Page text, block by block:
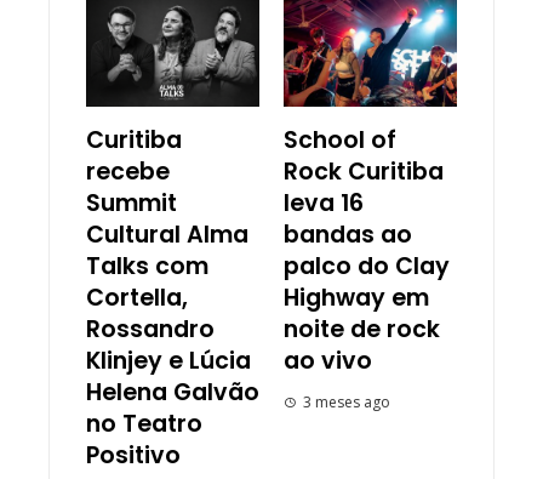
Curitiba
recebe
Summit
Cultural Alma
Talks com
Cortella,
Rossandro
Klinjey e Lúcia
Helena Galvão
no Teatro
Positivo
School of
Rock Curitiba
leva 16
bandas ao
palco do Clay
Highway em
noite de rock
ao vivo
3 meses ago